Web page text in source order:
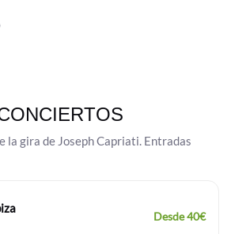
la gira de Joseph Capriati. Entradas
Desde 40€